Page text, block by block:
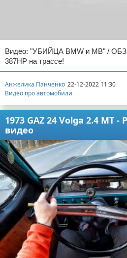
Видео: "УБИЙЦА BMW и MB" /
387HP на трассе!
Анжелика Панченко 22-12-2022 11:30
Видео про автомобили
1973 GAZ 24 Volga 2.4 MT -
видео